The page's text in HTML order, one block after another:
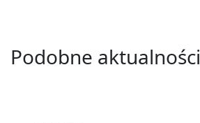
Podobne aktualności